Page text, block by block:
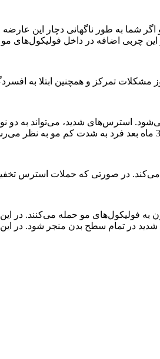
و اگر شما به طور ناگهانی دچار این
چربی اضافه در داخل فولیکول‌های مو
مشکلات تمرکز و همچنین ابتلا به
استرس‌های شدید، می‌تواند به دو
که حملات استرس تخفیف یابد، این ریزش
به فولیکول‌های مو حمله می‌کنند.
در تمام سطح بدن منجر شود. در